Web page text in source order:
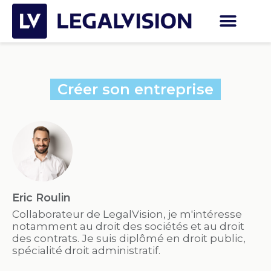
Créer son entreprise
Eric Roulin
Collaborateur de LegalVision, je m'intéresse
notamment au droit des sociétés et au droit
des contrats. Je suis diplômé en droit public,
spécialité droit administratif.